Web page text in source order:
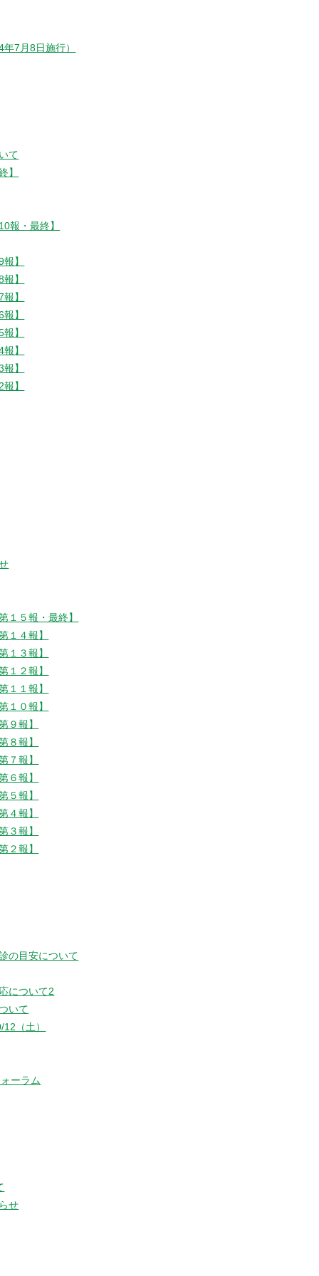
7月8日施行）
て
】
報・最終】
】
】
】
】
】
】
】
】
１５報・最終】
１４報】
１３報】
１２報】
１１報】
１０報】
９報】
８報】
７報】
６報】
５報】
４報】
３報】
２報】
の目安について
について2
いて
（土）
ーラム
せ